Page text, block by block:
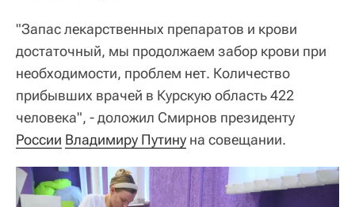
"Запас лекарственных препаратов и крови
достаточный, мы продолжаем забор крови при
необходимости, проблем нет. Количество
прибывших врачей в Курскую область 422
человека", - доложил Смирнов президенту
России Владимиру Путину на совещании.